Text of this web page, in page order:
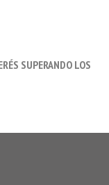
SUPERANDO LOS